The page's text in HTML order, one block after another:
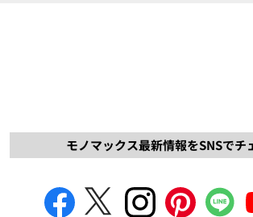
モノマックス最新情報をSNSでチ